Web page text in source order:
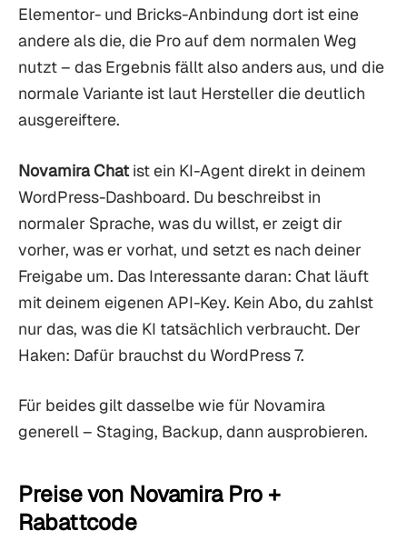
Elementor- und Bricks-Anbindung dort ist eine
andere als die, die Pro auf dem normalen Weg
nutzt – das Ergebnis fällt also anders aus, und die
normale Variante ist laut Hersteller die deutlich
ausgereiftere.
Novamira Chat ist ein KI-Agent direkt in deinem
WordPress-Dashboard. Du beschreibst in
normaler Sprache, was du willst, er zeigt dir
vorher, was er vorhat, und setzt es nach deiner
Freigabe um. Das Interessante daran: Chat läuft
mit deinem eigenen API-Key. Kein Abo, du zahlst
nur das, was die KI tatsächlich verbraucht. Der
Haken: Dafür brauchst du WordPress 7.
Für beides gilt dasselbe wie für Novamira
generell – Staging, Backup, dann ausprobieren.
Preise von Novamira Pro +
Rabattcode